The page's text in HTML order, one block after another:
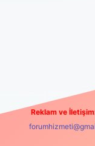
Reklam ve